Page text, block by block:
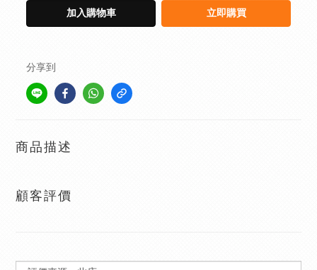
加入購物車 立即購買
分享到
商品描述
顧客評價